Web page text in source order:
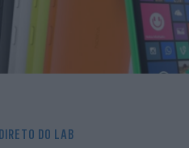
DIRETO DO LAB